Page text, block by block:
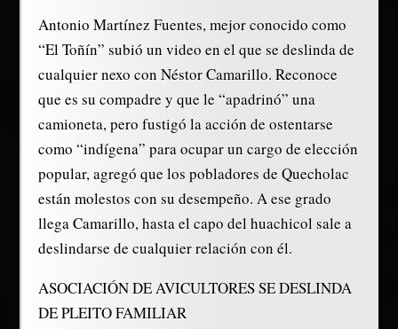
Antonio Martínez Fuentes, mejor conocido como
“El Toñín” subió un video en el que se deslinda de
cualquier nexo con Néstor Camarillo. Reconoce
que es su compadre y que le “apadrinó” una
camioneta, pero fustigó la acción de ostentarse
como “indígena” para ocupar un cargo de elección
popular, agregó que los pobladores de Quecholac
están molestos con su desempeño. A ese grado
llega Camarillo, hasta el capo del huachicol sale a
deslindarse de cualquier relación con él.
ASOCIACIÓN DE AVICULTORES SE DESLINDA
DE PLEITO FAMILIAR